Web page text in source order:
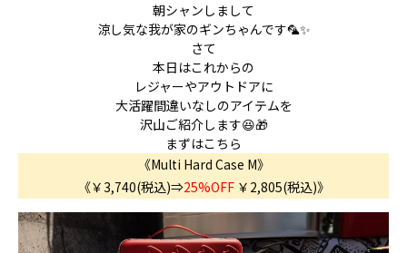
朝シャンしまして
涼し気な我が家のギンちゃんです🦜✨
さて
本日はこれからの
レジャーやアウトドアに
大活躍間違いなしのアイテムを
沢山ご紹介します😆🎁
まずはこちら
《Multi Hard Case M》
《￥3,740(税込)⇒25%OFF￥2,805(税込)》